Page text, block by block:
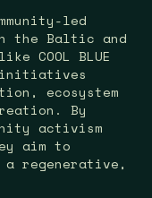
led
the Baltic and
COOL BLUE
initiatives
ecosystem
By
activism
aim to
regenerative,